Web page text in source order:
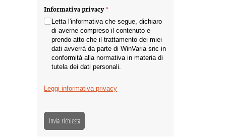
Informativa privacy*
(richiesto)
Letta l'informativa che segue, dichiaro
di averne compreso il contenuto e
prendo atto che il trattamento dei miei
dati avverrà da parte di WinVaria snc in
conformità alla normativa in materia di
tutela dei dati personali.
Leggi informativa privacy
Invia richiesta